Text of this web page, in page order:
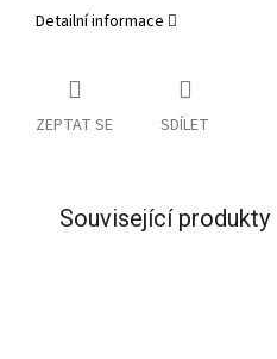
Detailní informace
ZEPTAT SE SDÍLET
Související produkty